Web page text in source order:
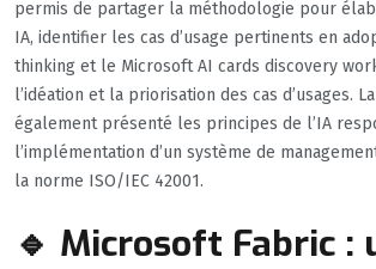
permis de partager la méthodologie pour
IA, identifier les cas d’usage pertinents en
thinking et le Microsoft AI cards discovery
l’idéation et la priorisation des cas d’usages.
également présenté les principes de l’IA
l’implémentation d’un système de
la norme ISO/IEC 42001.
🔹 Microsoft Fabric :